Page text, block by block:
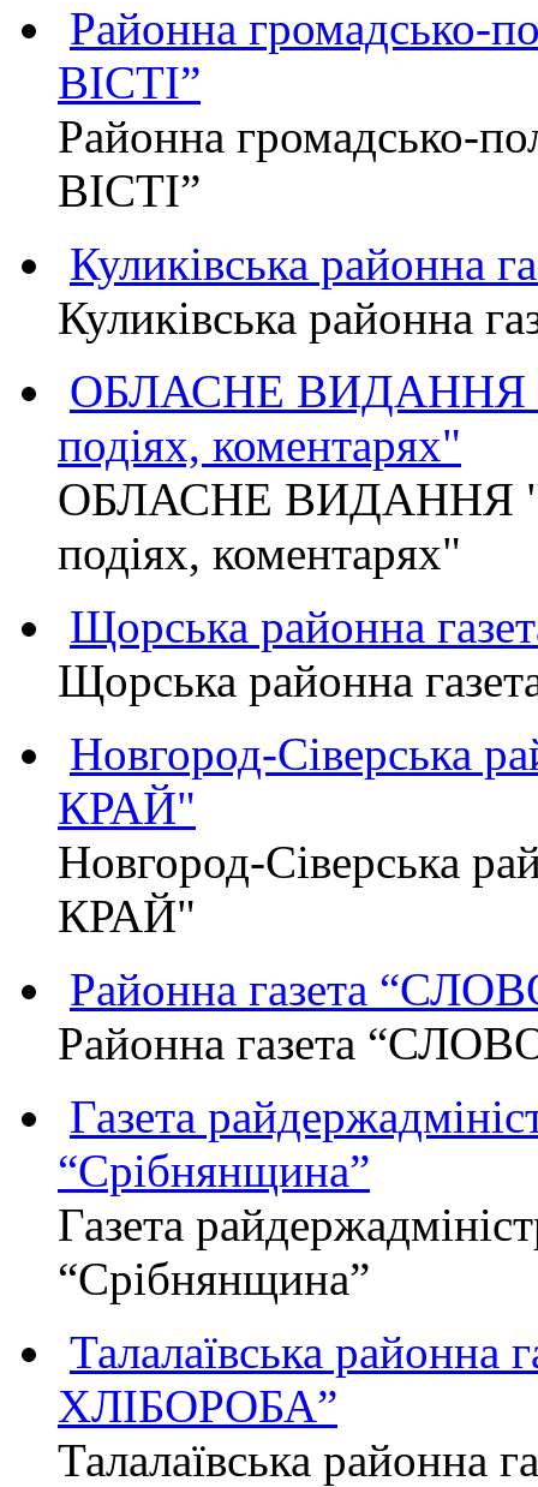
Районна громадсько-
ВІСТІ”
Районна громадсько-
ВІСТІ”
Куликівська районна
Куликівська районна
ОБЛАСНЕ ВИДАННЯ
подіях, коментарях"
ОБЛАСНЕ ВИДАННЯ
подіях, коментарях"
Щорська районна
Щорська районна
Новгород-Сіверська
КРАЙ"
Новгород-Сіверська
КРАЙ"
Районна газета
Районна газета
Газета
“Срібнянщина”
Газета
“Срібнянщина”
Талалаївська
ХЛІБОРОБА”
Талалаївська